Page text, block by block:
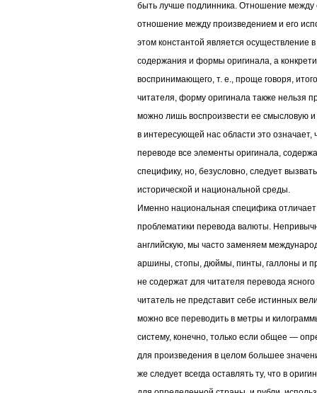
быть лучше подлинника. Отношение между
отношение между произведением и его
этом константой является осуществление
содержания и формы оригинала, а
воспринимающего, т. е., проще говоря,
читателя, форму оригинала также нельзя
можно лишь воспроизвести ее смысловую и
в интересующей нас области это означает,
переводе все элементы оригинала,
специфику, но, безусловно, следует
исторической и национальной среды.
Именно национальная специфика
проблематики перевода валюты.
английскую, мы часто заменяем
аршины, стопы, дюймы, пинты, галлоны и
не содержат для читателя перевода
читатель не представит себе истинных
можно все переводить в метры и
систему, конечно, только если общее —
для произведения в целом большее
же следует всегда оставлять ту, что в